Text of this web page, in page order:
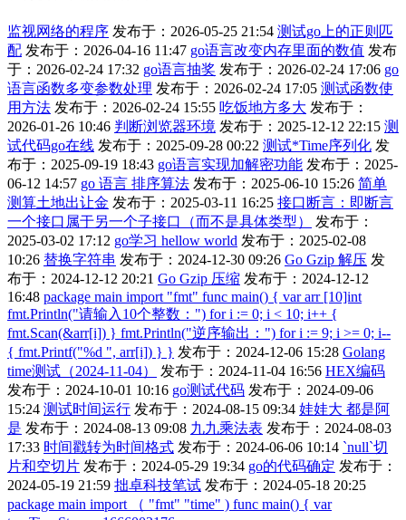
监视网络的程序 发布于：2026-05-25 21:54 测试go上的正则匹
配 发布于：2026-04-16 11:47 go语言改变内存里面的数值 发布
于：2026-02-24 17:32 go语言抽奖 发布于：2026-02-24 17:06 go
语言函数多变参数处理 发布于：2026-02-24 17:05 测试函数使
用方法 发布于：2026-02-24 15:55 吃饭地方多大 发布于：
2026-01-26 10:46 判断浏览器环境 发布于：2025-12-12 22:15 测
试代码go在线 发布于：2025-09-28 00:22 测试*Time序列化 发
布于：2025-09-19 18:43 go语言实现加解密功能 发布于：2025-
06-12 14:57 go 语言 排序算法 发布于：2025-06-10 15:26 简单
测算土地出让金 发布于：2025-03-11 16:25 接口断言：即断言
一个接口属于另一个子接口（而不是具体类型）
发布于：
2025-03-02 17:12 go学习 hellow world 发布于：2025-02-08
10:26 替换字符串 发布于：2024-12-30 09:26 Go Gzip 解压 发
布于：2024-12-12 20:21 Go Gzip 压缩 发布于：2024-12-12
16:48 package main import "fmt" func main() { var arr [10]int
fmt.Println("请输入10个整数：") for i := 0; i < 10; i++ {
fmt.Scan(&arr[i]) } fmt.Println("逆序输出：") for i := 9; i >= 0; i--
{ fmt.Printf("%d ", arr[i]) } } 发布于：2024-12-06 15:28 Golang
time测试（2024-11-04）
发布于：2024-11-04 16:56 HEX编码
发布于：2024-10-01 10:16 go测试代码 发布于：2024-09-06
15:24 测试时间运行 发布于：2024-08-15 09:34 娃娃大 都是阿
是 发布于：2024-08-13 09:08 九九乘法表 发布于：2024-08-03
17:33 时间戳转为时间格式 发布于：2024-06-06 10:14 `null`切
片和空切片 发布于：2024-05-29 19:34 go的代码确定 发布于：
2024-05-19 21:59 拙卓科技笔试 发布于：2024-05-18 20:25
package main import （ "fmt" "time" ) func main() { var